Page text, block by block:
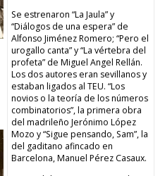
Se estrenaron “La Jaula” y
“Diálogos de una espera” de
Alfonso Jiménez Romero; “Pero el
urogallo canta” y “La vértebra del
profeta” de Miguel Angel Rellán.
Los dos autores eran sevillanos y
estaban ligados al TEU. “Los
novios o la teoría de los números
combinatorios”, la primera obra
del madrileño Jerónimo López
Mozo y “Sigue pensando, Sam”, la
del gaditano afincado en
Barcelona, Manuel Pérez Casaux.